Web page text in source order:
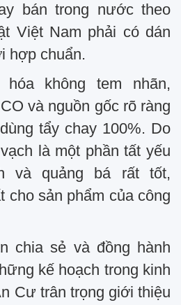
bán trong nước theo
Việt Nam phải có dán
hợp chuẩn.
không tem nhãn,
và nguồn gốc rõ ràng
tẩy chay 100%. Do
là một phần tất yếu
và quảng bá rất tốt,
cho sản phẩm của công
chia sẻ và đồng hành
kế hoạch trong kinh
Cư trân trọng giới thiệu